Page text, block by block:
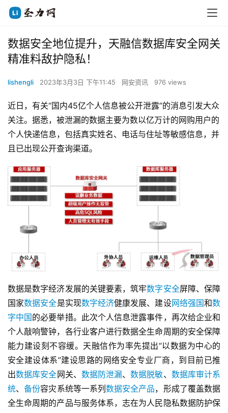
数据安全地位提升，天融信数据库安全网关
精准料敌护隐私！
lishengli 2023年3月3日 下午11:45 网安资讯 976 views
近日，有关“国内45亿个人信息被公开泄露”的消息引发大众
关注。据悉，被泄漏的数据主要为数以亿万计的网购用户的
个人快递信息，包括真实姓名、电话与住址等敏感信息，并
且已出现公开查询渠道。
数据是数字经济发展的关键要素，筑牢数字安全屏障、保障
国家数据安全是实现数字经济健康发展、建设网络强国和数
字中国的必要举措。此次个人信息泄露事件，再次给企业和
个人敲响警钟，各行业客户进行数据全生命周期的安全保障
能力建设刻不容缓。天融信作为率先提出“以数据为中心的
安全建设体系”建设思路的网络安全专业厂商，到目前已推
出数据库安全网关、 数据防泄漏、数据脱敏、 数据库审计系
统、备份容灾系统等一系列数据安全产品，形成了覆盖数据
全生命周期的产品与服务体系，志在为人民隐私数据防护保